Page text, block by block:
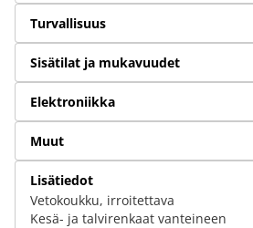
Turvallisuus
Sisätilat ja mukavuudet
Elektroniikka
Muut
Lisätiedot
Vetokoukku, irroitettava
Kesä- ja talvirenkaat vanteineen